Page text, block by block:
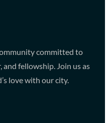
committed to
fellowship. Join us as
love with our city.